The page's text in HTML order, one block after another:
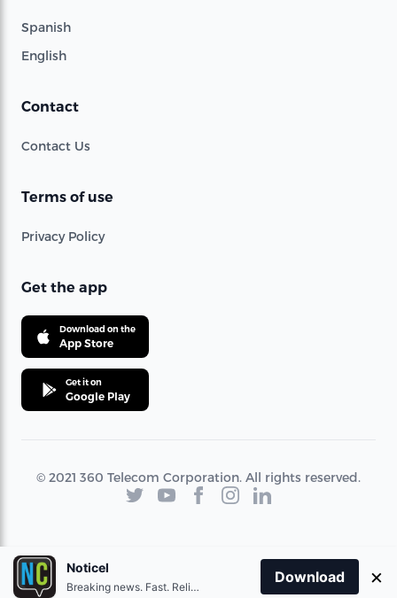
Spanish
English
Contact
Contact Us
Terms of use
Privacy Policy
Get the app
Download on the
App Store
Get it on
Google Play
© 2021 360 Telecom Corporation. All rights reserved.
Noticel
Breaking news. Fast. Reliable.
Download ×